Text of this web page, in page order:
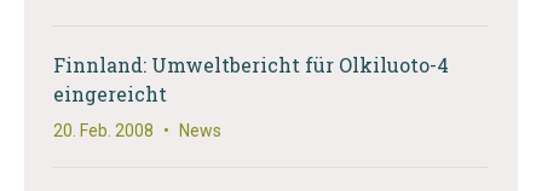
Finnland: Umweltbericht für Olkiluoto-4
eingereicht
20. Feb. 2008 • News